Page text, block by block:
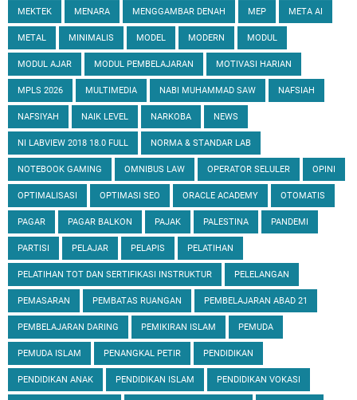
MEKTEK MENARA MENGGAMBAR DENAH MEP META AI
METAL MINIMALIS MODEL MODERN MODUL
MODUL AJAR MODUL PEMBELAJARAN MOTIVASI HARIAN
MPLS 2026 MULTIMEDIA NABI MUHAMMAD SAW NAFSIAH
NAFSIYAH NAIK LEVEL NARKOBA NEWS
NI LABVIEW 2018 18.0 FULL NORMA & STANDAR LAB
NOTEBOOK GAMING OMNIBUS LAW OPERATOR SELULER OPINI
OPTIMALISASI OPTIMASI SEO ORACLE ACADEMY OTOMATIS
PAGAR PAGAR BALKON PAJAK PALESTINA PANDEMI
PARTISI PELAJAR PELAPIS PELATIHAN
PELATIHAN TOT DAN SERTIFIKASI INSTRUKTUR PELELANGAN
PEMASARAN PEMBATAS RUANGAN PEMBELAJARAN ABAD 21
PEMBELAJARAN DARING PEMIKIRAN ISLAM PEMUDA
PEMUDA ISLAM PENANGKAL PETIR PENDIDIKAN
PENDIDIKAN ANAK PENDIDIKAN ISLAM PENDIDIKAN VOKASI